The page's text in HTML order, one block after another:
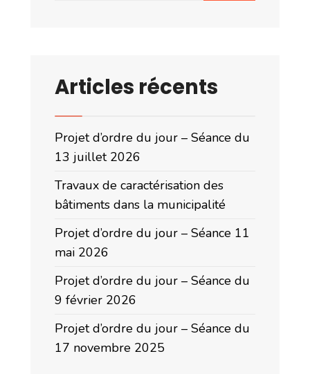
Articles récents
Projet d’ordre du jour – Séance du
13 juillet 2026
Travaux de caractérisation des
bâtiments dans la municipalité
Projet d’ordre du jour – Séance 11
mai 2026
Projet d’ordre du jour – Séance du
9 février 2026
Projet d’ordre du jour – Séance du
17 novembre 2025